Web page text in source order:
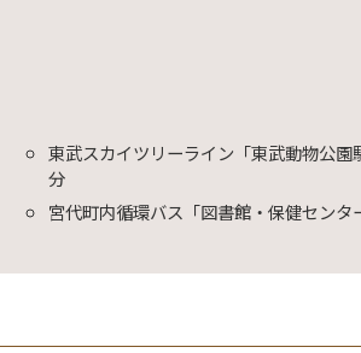
東武スカイツリーライン「東武動物公園
分
宮代町内循環バス「図書館・保健センタ